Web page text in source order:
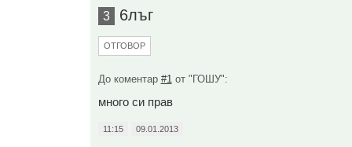
3 6лъг
ОТГОВОР
До коментар #1от "ГОШУ":
много си прав
11:15 09.01.2013